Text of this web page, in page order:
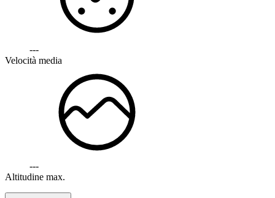
---
Velocità media
---
Altitudine max.